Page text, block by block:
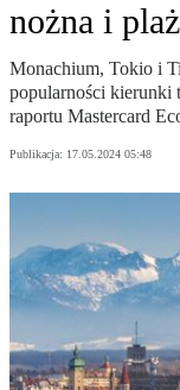
nożna i
Monachium, Tokio i
popularności kierunki
raportu Mastercard
Publikacja: 17.05.2024 05:48